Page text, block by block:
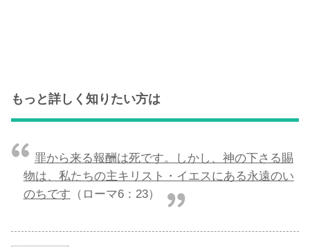
もっと詳しく知りたい方は
罪から来る報酬は死です。しかし、神の下さる賜
物は、私たちの主キリスト・イエスにある永遠のい
のちです （ローマ6：23）